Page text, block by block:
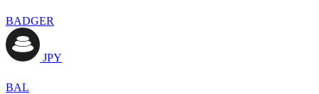
BADGER
JPY
BAL